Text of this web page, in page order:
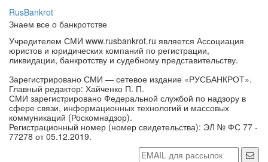
RusBankrot
Знаем все о банкротстве
Учредителем СМИ www.rusbankrot.ru является Ассоциация
юристов и юридических компаний по регистрации,
ликвидации, банкротству и судебному представительству.
Зарегистрировано СМИ — сетевое издание «РУСБАНКРОТ».
Главный редактор: Хайченко П. П.
СМИ зарегистрировано Федеральной службой по надзору в
сфере связи, информационных технологий и массовых
коммуникаций (Роскомнадзор).
Регистрационный номер (номер свидетельства): ЭЛ № ФС 77 -
77278 от 05.12.2019.